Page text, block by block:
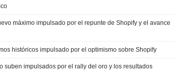
máximo impulsado por el repunte de Shopify y el avance
históricos impulsado por el optimismo sobre Shopify
suben impulsados por el rally del oro y los resultados